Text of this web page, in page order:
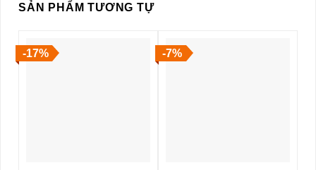
SẢN PHẨM TƯƠNG TỰ
-17% -7%